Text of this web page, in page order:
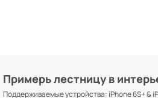
Примерь лестницу в
Поддерживаемые устройства: iPhone 6S+ &